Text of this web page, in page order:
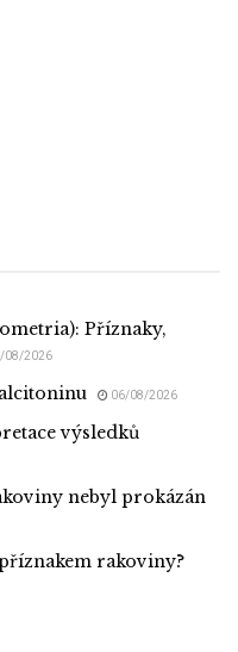
Příznaky,
08/2026
06/08/2026
výsledků
nebyl prokázán
rakoviny?